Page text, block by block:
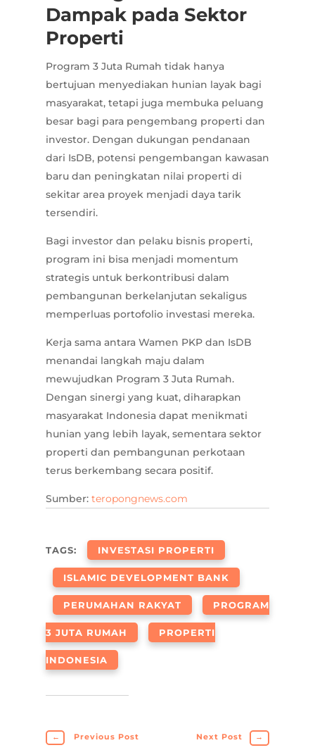
Dampak pada Sektor
Properti
Program 3 Juta Rumah tidak hanya
bertujuan menyediakan hunian layak bagi
masyarakat, tetapi juga membuka peluang
besar bagi para pengembang properti dan
investor. Dengan dukungan pendanaan
dari IsDB, potensi pengembangan kawasan
baru dan peningkatan nilai properti di
sekitar area proyek menjadi daya tarik
tersendiri.
Bagi investor dan pelaku bisnis properti,
program ini bisa menjadi momentum
strategis untuk berkontribusi dalam
pembangunan berkelanjutan sekaligus
memperluas portofolio investasi mereka.
Kerja sama antara Wamen PKP dan IsDB
menandai langkah maju dalam
mewujudkan Program 3 Juta Rumah.
Dengan sinergi yang kuat, diharapkan
masyarakat Indonesia dapat menikmati
hunian yang lebih layak, sementara sektor
properti dan pembangunan perkotaan
terus berkembang secara positif.
Sumber: teropongnews.com
TAGS: INVESTASI PROPERTI
ISLAMIC DEVELOPMENT BANK
PERUMAHAN RAKYAT PROGRAM
3 JUTA RUMAH PROPERTI
INDONESIA
← Previous Post Next Post →